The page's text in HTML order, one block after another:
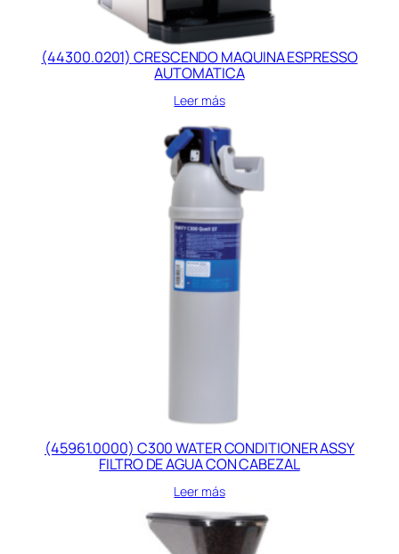
(44300.0201) CRESCENDO MAQUINA ESPRESSO
AUTOMATICA
Leer más
(45961.0000) C300 WATER CONDITIONER ASSY
FILTRO DE AGUA CON CABEZAL
Leer más